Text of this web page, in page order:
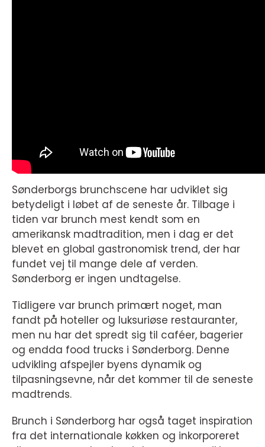
Sønderborgs brunchscene har udviklet sig
betydeligt i løbet af de seneste år. Tilbage i
tiden var brunch mest kendt som en
amerikansk madtradition, men i dag er det
blevet en global gastronomisk trend, der har
fundet vej til mange dele af verden.
Sønderborg er ingen undtagelse.
Tidligere var brunch primært noget, man
fandt på hoteller og luksuriøse restauranter,
men nu har det spredt sig til caféer, bagerier
og endda food trucks i Sønderborg. Denne
udvikling afspejler byens dynamik og
tilpasningsevne, når det kommer til de seneste
madtrends.
Brunch i Sønderborg har også taget inspiration
fra det internationale køkken og inkorporeret